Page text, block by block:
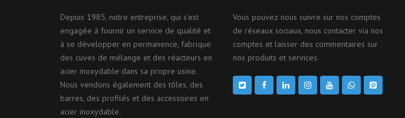
Depuis 1985, notre entreprise, qui s’est
engagée à fournir un service de qualité et
à se développer en permanence, fabrique
des cuves de mélange et des réacteurs en
acier inoxydable dans sa propre usine.
Nous vendons également des tôles, des
barres, des profilés et des accessoires en
acier inoxydable.
Vous pouvez nous suivre sur nos comptes
de réseaux sociaux, nous contacter via nos
comptes et laisser des commentaires sur
nos produits et services.